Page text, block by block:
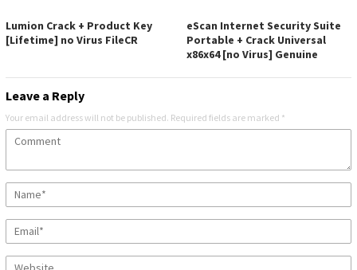
Lumion Crack + Product Key
[Lifetime] no Virus FileCR
eScan Internet Security Suite
Portable + Crack Universal
x86x64 [no Virus] Genuine
Leave a Reply
Your email address will not be published. Required fields are marked *